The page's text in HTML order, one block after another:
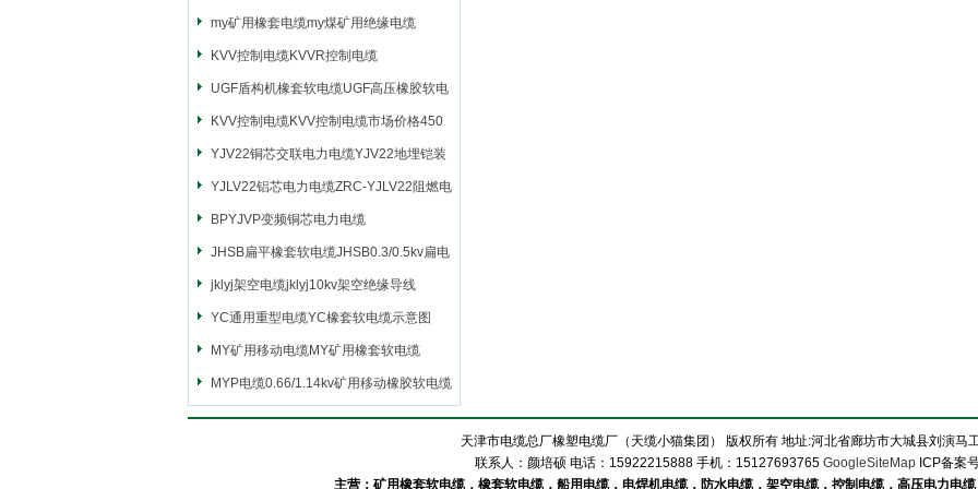
my矿用橡套电缆my煤矿用绝缘电缆
KVV控制电缆KVVR控制电缆
UGF盾构机橡套软电缆UGF高压橡胶软电
缆
KVV控制电缆KVV控制电缆市场价格450
YJV22铜芯交联电力电缆YJV22地埋铠装
电源电缆
YJLV22铝芯电力电缆ZRC-YJLV22阻燃电
力电缆
BPYJVP变频铜芯电力电缆
JHSB扁平橡套软电缆JHSB0.3/0.5kv扁电
缆
jklyj架空电缆jklyj10kv架空绝缘导线
YC通用重型电缆YC橡套软电缆示意图
MY矿用移动电缆MY矿用橡套软电缆
MYP电缆0.66/1.14kv矿用移动橡胶软电缆
天津市电缆总厂橡塑电缆厂（天缆小猫集团） 版权所有 地址:河北省廊坊市大城县刘演马
联系人：颜培硕 电话：15922215888 手机：15127693765 GoogleSiteMapICP备案号
主营：矿用橡套软电缆，橡套软电缆，船用电缆，电焊机电缆，防水电缆，架空电缆，控制电缆，高压电力电